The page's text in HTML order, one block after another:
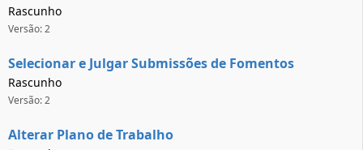
Rascunho
Versão: 2
Selecionar e Julgar Submissões de Fomentos
Rascunho
Versão: 2
Alterar Plano de Trabalho